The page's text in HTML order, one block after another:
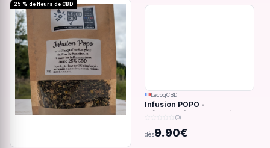
25 % de fleurs de CBD
LecoqCBD
Infusion POPO -
Inflammations du système
digestif - 32g
(0)
dès9.90€